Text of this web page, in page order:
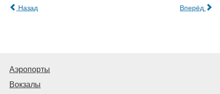
Назад Вперёд
Аэропорты
Вокзалы